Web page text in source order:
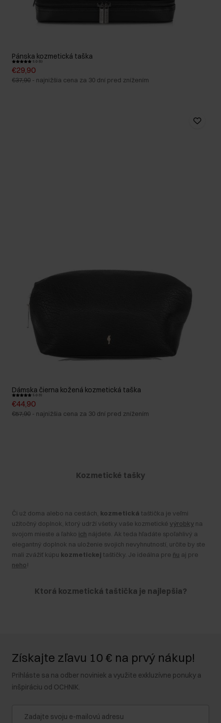
Pánska kozmetická taška
5.0 (5)
€29,90
€37,90 - najnižšia cena za 30 dní pred znížením
Dámska čierna kožená kozmetická taška
5.0 (1)
€44,90
€57,90 - najnižšia cena za 30 dní pred znížením
Kozmetické tašky
Či už doma alebo na cestách, kozmetická taštička je veľmi
užitočný doplnok, ktorý udrží všetky vaše kozmetické výrobky na
svojom mieste a ľahko ich nájdete. Ak teda hľadáte spoľahlivý a
elegantný doplnok na uloženie svojich nevyhnutností, určite by ste
mali zvážiť kúpu kozmetickej taštičky. Je ideálna pre ňu aj pre
neho!
Ktorá kozmetická taštička je najlepšia?
ideálneho modelu pre vás venujte pozornosť predovšetkým:
veľkosť –veľká kozmetická taštička je ideálna na dlhé,
dovolenkové cesty, alebo ak chcete mať všetky potrebné
toaletná taštička
Získajte zľavu 10 € na prvý nákup!
Prihláste sa na odber noviniek a využite exkluzívne ponuky a
inšpiráciu od OCHNIK.